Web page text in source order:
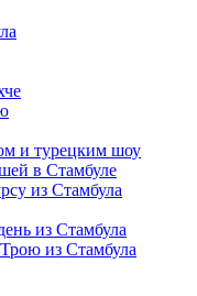
и турецким шоу
в Стамбуле
из Стамбула
из Стамбула
из Стамбула